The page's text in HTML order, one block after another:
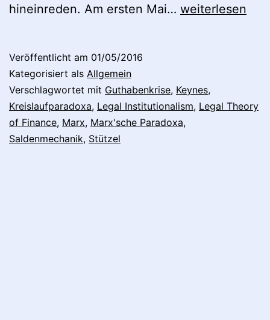
hineinreden. Am ersten Mai… Marx,
Europäische
Politische
Ökonomie
weiterlesen
Veröffentlicht am 01/05/2016
Kategorisiert als Allgemein
Verschlagwortet mit Guthabenkrise, Keynes,
Kreislaufparadoxa, Legal Institutionalism, Legal Theory
of Finance, Marx, Marx'sche Paradoxa,
Saldenmechanik, Stützel